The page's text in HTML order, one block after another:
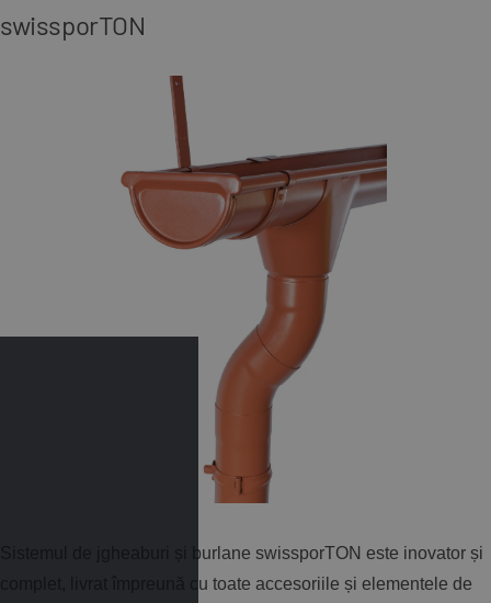
swissporTON
Sistemul de jgheaburi și burlane​ swissporTON este inovator și
complet, livrat împreună cu toate accesoriile și elementele de